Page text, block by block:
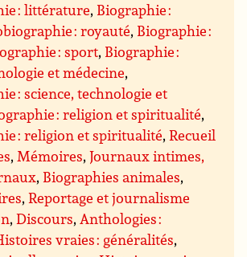
: littérature, Biographie :
: royauté, Biographie :
: sport, Biographie :
et médecine,
: science, technologie et
: religion et spiritualité,
: religion et spiritualité,Recueil
,Mémoires,Journaux intimes,
, Biographies animales,
,Reportage et journalisme
,Discours,Anthologies :
vraies : généralités,